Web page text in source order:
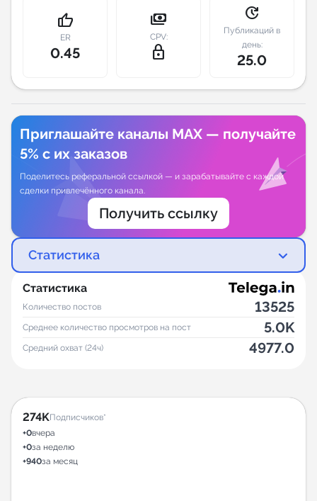
thumb_up
ER
0.45
payments
CPV:
lock_outline
update
Публикаций в
день:
25.0
Приглашайте каналы MAX — получайте
5% с их заказов
Поделитесь реферальной ссылкой — и зарабатывайте с каждой
сделки привлечённого канала.
Получить ссылку
Статистика
Статистика
Количество постов 13525
Среднее количество просмотров на пост 5.0K
Средний охват (24ч) 4977.0
274KПодписчиков*
+0вчера
+0за неделю
+940за месяц